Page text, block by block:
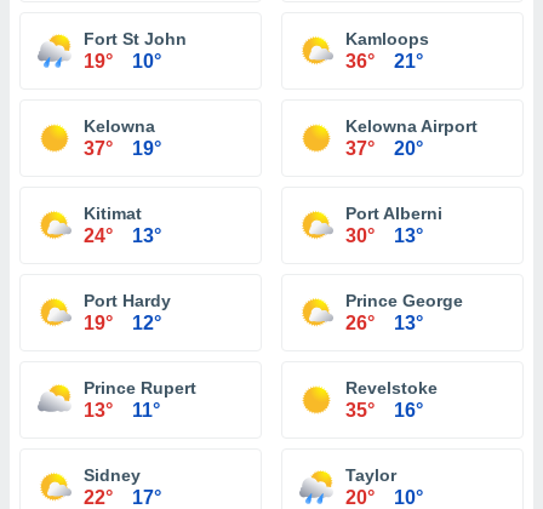
Fort St John
19° 10°
Kamloops
36° 21°
Kelowna
37° 19°
Kelowna Airport
37° 20°
Kitimat
24° 13°
Port Alberni
30° 13°
Port Hardy
19° 12°
Prince George
26° 13°
Prince Rupert
13° 11°
Revelstoke
35° 16°
Sidney
22° 17°
Taylor
20° 10°